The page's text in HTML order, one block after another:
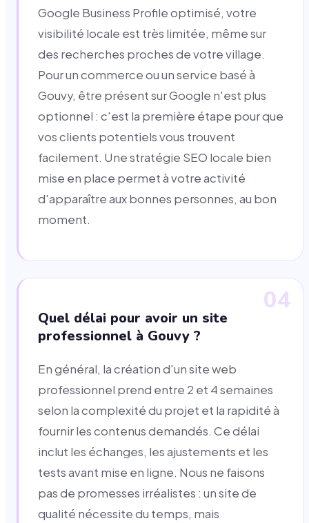
Google Business Profile optimisé, votre
visibilité locale est très limitée, même sur
des recherches proches de votre village.
Pour un commerce ou un service basé à
Gouvy, être présent sur Google n'est plus
optionnel : c'est la première étape pour que
vos clients potentiels vous trouvent
facilement. Une stratégie SEO locale bien
mise en place permet à votre activité
d'apparaître aux bonnes personnes, au bon
moment.
04
Quel délai pour avoir un site
professionnel à Gouvy ?
En général, la création d'un site web
professionnel prend entre 2 et 4 semaines
selon la complexité du projet et la rapidité à
fournir les contenus demandés. Ce délai
inclut les échanges, les ajustements et les
tests avant mise en ligne. Nous ne faisons
pas de promesses irréalistes : un site de
qualité nécessite du temps, mais